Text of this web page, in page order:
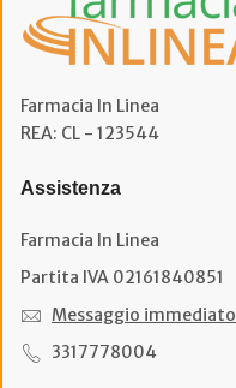
Farmacia In Linea
REA: CL - 123544
Assistenza
Farmacia In Linea
Partita IVA 02161840851
Messaggio immediato
3317778004